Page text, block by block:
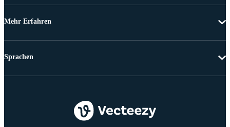
Mehr Erfahren
Sprachen